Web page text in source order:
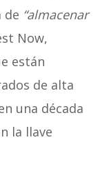
de “almacenar
Now,
están
de alta
una década
la llave